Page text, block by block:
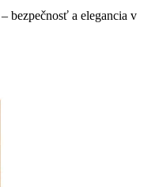
bezpečnosť a elegancia v